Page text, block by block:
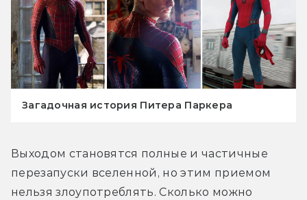
Загадочная история Питера Паркера
Выходом становятся полные и частичные
перезапуски вселенной, но этим приемом
нельзя злоупотреблять. Сколько можно